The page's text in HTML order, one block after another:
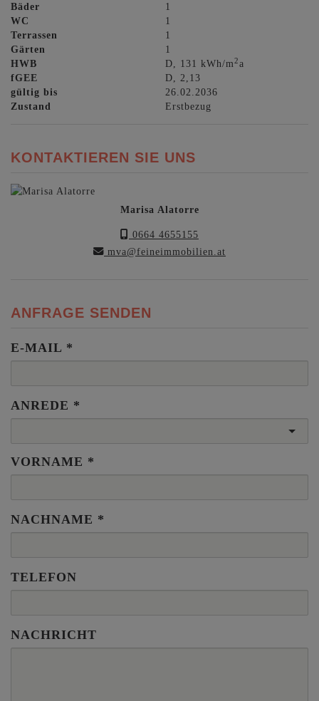
Bäder
1
WC
1
Terrassen
1
Gärten
1
HWB
D, 131 kWh/m2a
fGEE
D, 2,13
gültig bis
26.02.2036
Zustand
Erstbezug
KONTAKTIEREN SIE UNS
Marisa Alatorre
0664 4655155
mva@feineimmobilien.at
ANFRAGE SENDEN
E-MAIL
ANREDE
VORNAME
NACHNAME
TELEFON
NACHRICHT